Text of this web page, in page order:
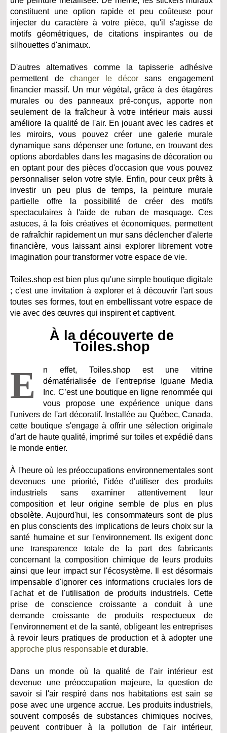
constituent une option rapide et peu coûteuse pour
injecter du caractère à votre pièce, qu'il s'agisse de
motifs géométriques, de citations inspirantes ou de
silhouettes d'animaux.
D'autres alternatives comme la tapisserie adhésive
permettent de changer le décor sans engagement
financier massif. Un mur végétal, grâce à des étagères
murales ou des panneaux pré-conçus, apporte non
seulement de la fraîcheur à votre intérieur mais aussi
améliore la qualité de l'air. En jouant avec les cadres et
les miroirs, vous pouvez créer une galerie murale
dynamique sans dépenser une fortune, en trouvant des
options abordables dans les magasins de décoration ou
en optant pour des pièces d'occasion que vous pouvez
personnaliser selon votre style. Enfin, pour ceux prêts à
investir un peu plus de temps, la peinture murale
partielle offre la possibilité de créer des motifs
spectaculaires à l'aide de ruban de masquage. Ces
astuces, à la fois créatives et économiques, permettent
de rafraîchir rapidement un mur sans déclencher d'alerte
financière, vous laissant ainsi explorer librement votre
imagination pour transformer votre espace de vie.
Toiles.shop est bien plus qu'une simple boutique digitale
; c'est une invitation à explorer et à découvrir l'art sous
toutes ses formes, tout en embellissant votre espace de
vie avec des œuvres qui inspirent et captivent.
À la découverte de
Toiles.shop
E
n effet, Toiles.shop est une vitrine
dématérialisée de l'entreprise Iguane Media
Inc. C’est une boutique en ligne renommée qui
vous propose une expérience unique dans
l'univers de l'art décoratif. Installée au Québec, Canada,
cette boutique s'engage à offrir une sélection originale
d'art de haute qualité, imprimé sur toiles et expédié dans
le monde entier.
À l'heure où les préoccupations environnementales sont
devenues une priorité, l'idée d'utiliser des produits
industriels sans examiner attentivement leur
composition et leur origine semble de plus en plus
obsolète. Aujourd'hui, les consommateurs sont de plus
en plus conscients des implications de leurs choix sur la
santé humaine et sur l'environnement. Ils exigent donc
une transparence totale de la part des fabricants
concernant la composition chimique de leurs produits
ainsi que leur impact sur l'écosystème. Il est désormais
impensable d'ignorer ces informations cruciales lors de
l'achat et de l'utilisation de produits industriels. Cette
prise de conscience croissante a conduit à une
demande croissante de produits respectueux de
l'environnement et de la santé, obligeant les entreprises
à revoir leurs pratiques de production et à adopter une
approche plus responsable et durable.
Dans un monde où la qualité de l'air intérieur est
devenue une préoccupation majeure, la question de
savoir si l'air respiré dans nos habitations est sain se
pose avec une urgence accrue. Les produits industriels,
souvent composés de substances chimiques nocives,
peuvent contribuer à la pollution de l'air intérieur,